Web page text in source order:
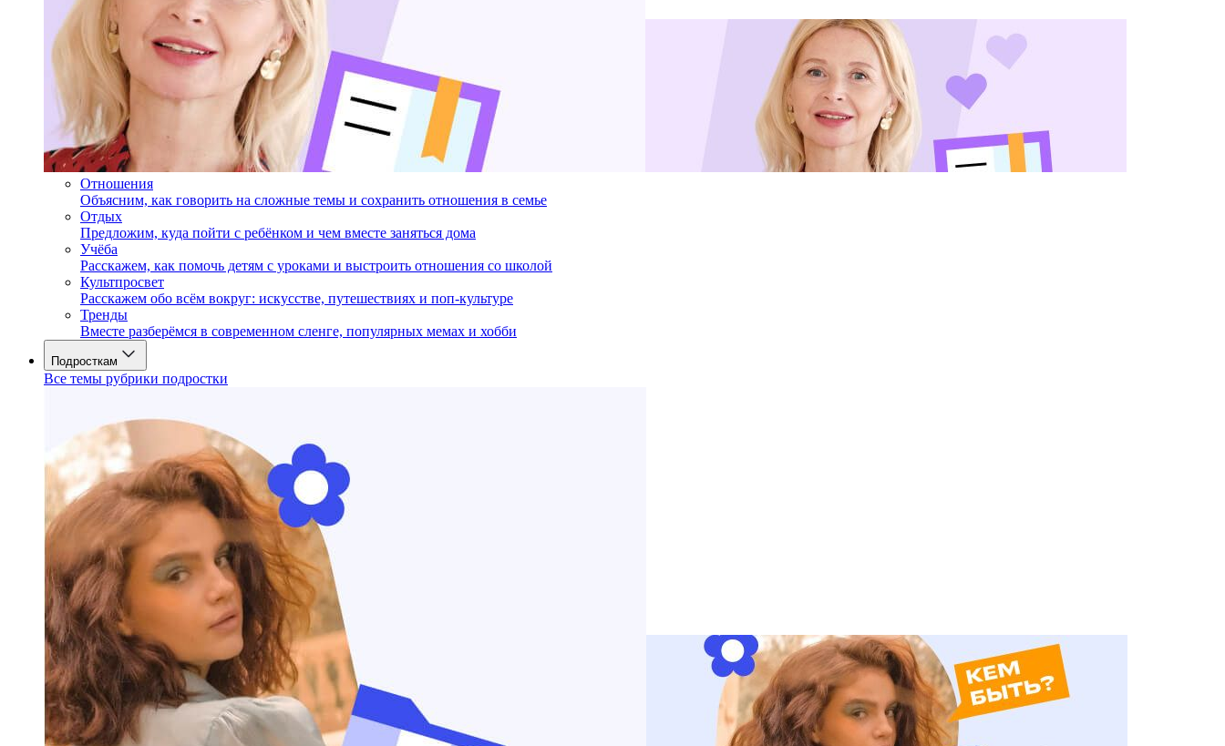
Отношения
Объясним, как говорить на сложные темы и сохранить отношения в семье
Отдых
Предложим, куда пойти с ребёнком и чем вместе заняться дома
Учёба
Расскажем, как помочь детям с уроками и выстроить отношения со школой
Культпросвет
Расскажем обо всём вокруг: искусстве, путешествиях и поп-культуре
Тренды
Вместе разберёмся в современном сленге, популярных мемах и хобби
Подросткам
Все темы рубрики подростки